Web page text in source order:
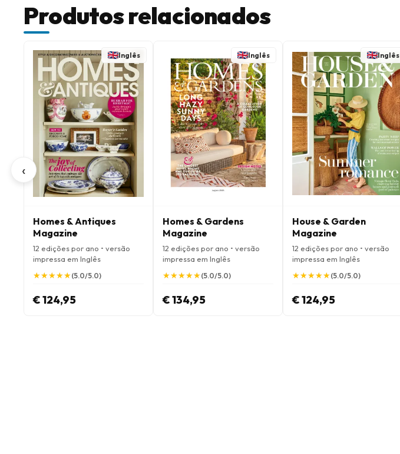
Produtos relacionados
‹
Inglês
Homes & Antiques
Magazine
12 edições por ano • versão
impressa em Inglês
★
★★
★★
★★
★★
★(5.0/5.0)
€ 124,95
Inglês
Homes & Gardens
Magazine
12 edições por ano • versão
impressa em Inglês
★
★★
★★
★★
★★
★(5.0/5.0)
€ 134,95
Inglês
House & Garden
Magazine
12 edições por ano • versão
impressa em Inglês
★
★★
★★
★★
★★
★(5.0/5.0)
€ 124,95